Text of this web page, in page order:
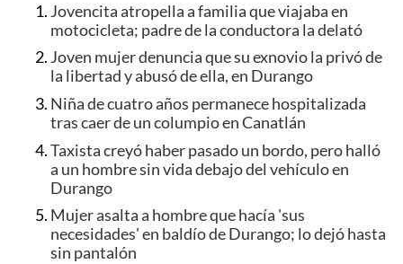
Jovencita atropella a familia que viajaba en
motocicleta; padre de la conductora la delató
Joven mujer denuncia que su exnovio la privó de
la libertad y abusó de ella, en Durango
Niña de cuatro años permanece hospitalizada
tras caer de un columpio en Canatlán
Taxista creyó haber pasado un bordo, pero halló
a un hombre sin vida debajo del vehículo en
Durango
Mujer asalta a hombre que hacía 'sus
necesidades' en baldío de Durango; lo dejó hasta
sin pantalón